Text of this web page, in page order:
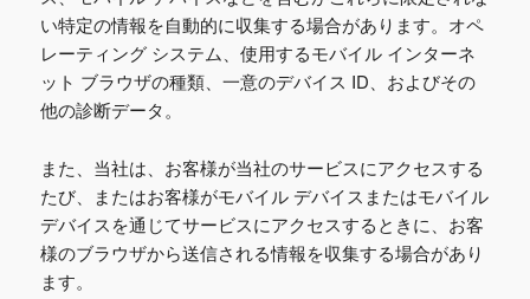
い特定の情報を自動的に収集する場合があります。オペ
レーティング システム、使用するモバイル インターネ
ット ブラウザの種類、一意のデバイス ID、およびその
他の診断データ。
また、当社は、お客様が当社のサービスにアクセスする
たび、またはお客様がモバイル デバイスまたはモバイル
デバイスを通じてサービスにアクセスするときに、お客
様のブラウザから送信される情報を収集する場合があり
ます。